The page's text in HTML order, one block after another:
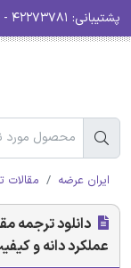
پشتیبانی:
ایران عرضه
دانلود ترجمه
عملکرد دانه و